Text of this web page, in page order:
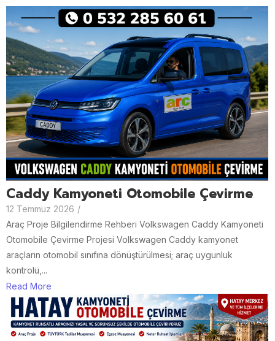
Caddy Kamyoneti Otomobile Çevirme
12 Temmuz 2026 /
Araç Proje Bilgilendirme Rehberi Volkswagen Caddy Kamyoneti
Otomobile Çevirme Projesi Volkswagen Caddy kamyonet
araçların otomobil sınıfına dönüştürülmesi; araç uygunluk
kontrolü,...
Read More